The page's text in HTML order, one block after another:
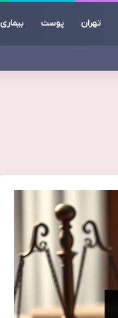
تهران پوست بیماری